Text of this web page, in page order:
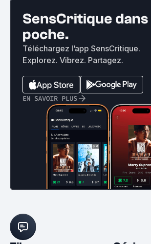
SensCritique
poche.
Téléchargez l’app SensCritique.
Explorez. Vibrez. Partagez.
EN SAVOIR PLUS